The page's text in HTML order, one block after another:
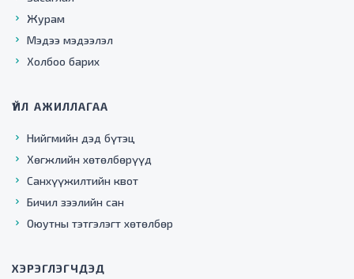
Журам
Мэдээ мэдээлэл
Холбоо барих
ҮЙЛ АЖИЛЛАГАА
Нийгмийн дэд бүтэц
Хөгжлийн хөтөлбөрүүд
Санхүүжилтийн квот
Бичил зээлийн сан
Оюутны тэтгэлэгт хөтөлбөр
ХЭРЭГЛЭГЧДЭД